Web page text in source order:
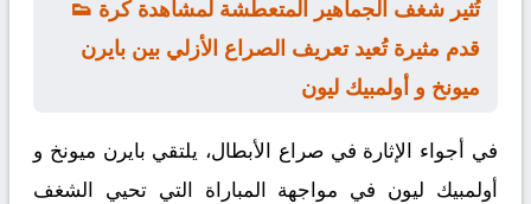
👟 تُثير شغف الجماهير المتعطشة لمشاهدة كرة
قدم مثيرة تُعيد تعريف الصراع الأزلي بين بايرن
ميونخ و أولمبيك ليون
في أجواء الإثارة في صراع الأبطال، يلتقي بايرن ميونخ و
أولمبيك ليون في مواجهة المباراة التي تحيي الشغف